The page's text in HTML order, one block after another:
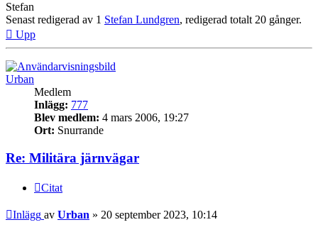
Stefan
Senast redigerad av 1 Stefan Lundgren, redigerad totalt 20 gånger.
Upp
Urban
Medlem
Inlägg: 777
Blev medlem: 4 mars 2006, 19:27
Ort: Snurrande
Re: Militära järnvägar
Citat
Inlägg av Urban » 20 september 2023, 10:14